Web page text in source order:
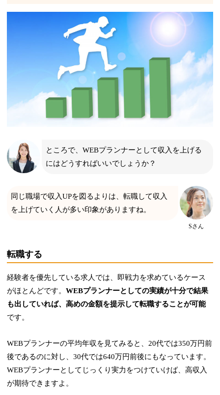
ところで、WEBプランナーとして収入を上げる
にはどうすればいいでしょうか？
同じ職場で収入UPを図るよりは、転職して収入
を上げていく人が多い印象がありますね。
Sさん
転職する
経験者を優先している求人では、即戦力を求めているケース
がほとんどです。WEBプランナーとしての実績が十分で結果
も出していれば、高めの金額を提示して転職することが可能
です。
WEBプランナーの平均年収を見てみると、20代では350万円前
後であるのに対し、30代では640万円前後にもなっています。
WEBプランナーとしてじっくり実力をつけていけば、高収入
が期待できますよ。